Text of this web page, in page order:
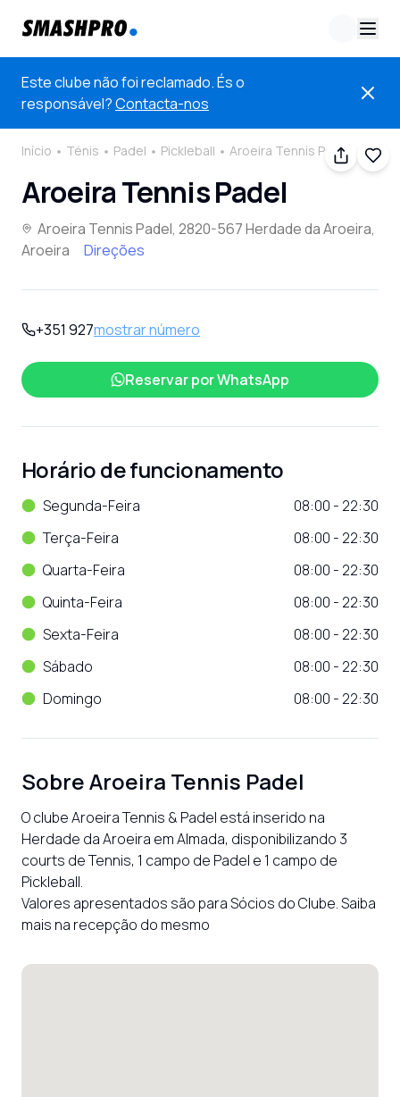
Este clube não foi reclamado. És o
responsável?Contacta-nos
Início Ténis Padel Pickleball Aroeira Tennis Padel
Aroeira Tennis Padel
Aroeira Tennis Padel, 2820-567 Herdade da Aroeira,
Aroeira
Direções
+351 927mostrar número
Reservar porWhatsApp
Horário de funcionamento
Segunda-Feira
08:00 - 22:30
Terça-Feira
08:00 - 22:30
Quarta-Feira
08:00 - 22:30
Quinta-Feira
08:00 - 22:30
Sexta-Feira
08:00 - 22:30
Sábado
08:00 - 22:30
Domingo
08:00 - 22:30
SobreAroeira Tennis Padel
O clube Aroeira Tennis & Padel está inserido na
Herdade da Aroeira em Almada, disponibilizando 3
courts de Tennis, 1 campo de Padel e 1 campo de
Pickleball.
Valores apresentados são para Sócios do Clube. Saiba
mais na recepção do mesmo